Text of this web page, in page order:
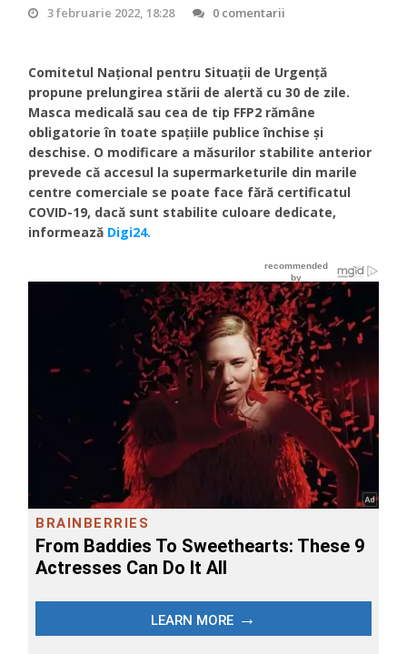
3 februarie 2022, 18:28 0 comentarii
Comitetul Național pentru Situații de Urgență
propune prelungirea stării de alertă cu 30 de zile.
Masca medicală sau cea de tip FFP2 rămâne
obligatorie în toate spațiile publice închise și
deschise. O modificare a măsurilor stabilite anterior
prevede că accesul la supermarketurile din marile
centre comerciale se poate face fără certificatul
COVID-19, dacă sunt stabilite culoare dedicate,
informează Digi24.